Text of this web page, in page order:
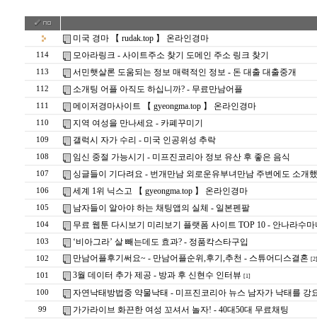
미국 경마 【 rudak.top 】 온라인경마
114 모아라링크 - 사이트주소 찾기 도메인 주소 링크 찾기
113 서민햇살론 도움되는 정보 매력적인 정보 - 돈 대출 대출중개
112 소개팅 어플 아직도 하십니까? - 무료만남어플
111 메이저경마사이트 【 gyeongma.top 】 온라인경마
110 지역 여성을 만나세요 - 카­폐­꾸­미­기
109 갤럭시 자가 수리 - 미국 인공위성 추락
108 임신 중절 가능시기 - 미프진코리아 정보 유산 후 좋은 음식
107 싱글들이 기다려요 - 번개만남 외로운유부녀만남 주변에도 소개
106 세계 1위 닉스고 【 gyeongma.top 】 온라인경마
105 남자들이 알아야 하는 채팅앱의 실체 - 일­본­펜­팔
104 무료 웹툰 다시보기 미리보기 플랫폼 사이트 TOP 10 - 안나라수마
103 ‘비아그라’ 살 빼는데도 효과? - 정품칵스타구입
102 만남어플후기써요~ - 만남어플순위,후기,추천 - 스튜어디스결혼 [2]
101 3월 데이터 추가 제공 - 방과 후 신현수 인터뷰 [1]
100 자연낙태방법중 약물낙태 - 미프진코리아 뉴스 남자가 낙태를 강
99 가가라이브 화끈한 여성 꼬셔서 놀자! - 40대50대 무료채팅